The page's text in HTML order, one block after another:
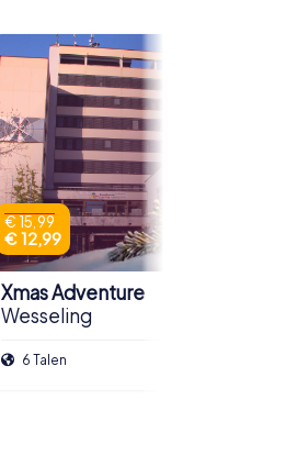
€ 15,99
€ 12,99
Xmas Adventure
Wesseling
6 Talen